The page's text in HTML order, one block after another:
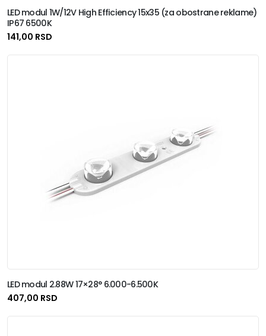
LED modul 1W/12V High Efficiency 15x35 (za obostrane reklame)
IP67 6500K
141,00 RSD
LED modul 2.88W 17×28° 6.000-6.500K
407,00 RSD